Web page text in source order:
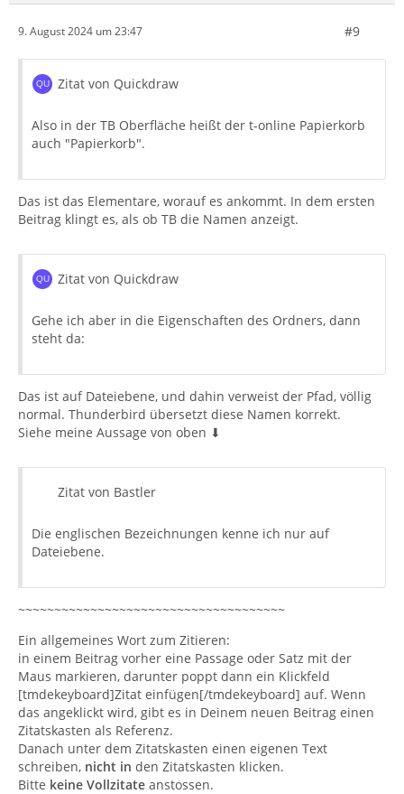
9. August 2024 um 23:47 #9
Zitat von Quickdraw
Also in der TB Oberfläche heißt der t-online Papierkorb
auch "Papierkorb".
Das ist das Elementare, worauf es ankommt. In dem ersten
Beitrag klingt es, als ob TB die Namen anzeigt.
Zitat von Quickdraw
Gehe ich aber in die Eigenschaften des Ordners, dann
steht da:
Das ist auf Dateiebene, und dahin verweist der Pfad, völlig
normal. Thunderbird übersetzt diese Namen korrekt.
Siehe meine Aussage von oben ⬇
Zitat von Bastler
Die englischen Bezeichnungen kenne ich nur auf
Dateiebene.
~~~~~~~~~~~~~~~~~~~~~~~~~~~~~~~~~~~~~
Ein allgemeines Wort zum Zitieren:
in einem Beitrag vorher eine Passage oder Satz mit der
Maus markieren, darunter poppt dann ein Klickfeld
[tmdekeyboard]Zitat einfügen[/tmdekeyboard] auf. Wenn
das angeklickt wird, gibt es in Deinem neuen Beitrag einen
Zitatskasten als Referenz.
Danach unter dem Zitatskasten einen eigenen Text
schreiben, nicht in den Zitatskasten klicken.
Bitte keine Vollzitate anstossen.